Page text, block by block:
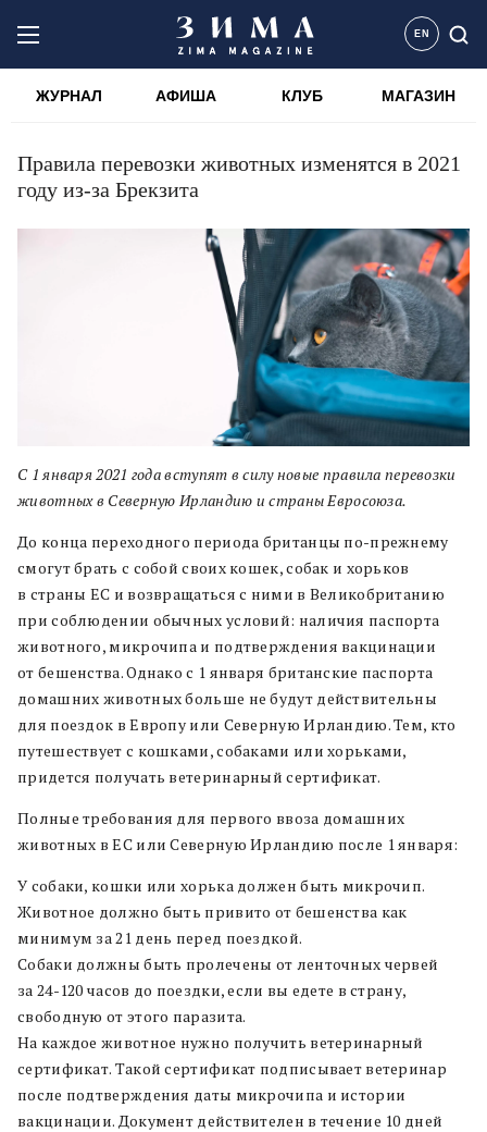
EN
ЖУРНАЛ АФИША КЛУБ МАГАЗИН
Правила перевозки животных изменятся в 2021
году из-за Брекзита
С 1 января 2021 года вступят в силу новые правила перевозки
животных в Северную Ирландию и страны Евросоюза.
До конца переходного периода британцы по-прежнему
смогут брать с собой своих кошек, собак и хорьков
в страны ЕС и возвращаться с ними в Великобританию
при соблюдении обычных условий: наличия паспорта
животного, микрочипа и подтверждения вакцинации
от бешенства. Однако с 1 января британские паспорта
домашних животных больше не будут действительны
для поездок в Европу или Северную Ирландию. Тем, кто
путешествует с кошками, собаками или хорьками,
придется получать ветеринарный сертификат.
Полные требования для первого ввоза домашних
животных в ЕС или Северную Ирландию после 1 января:
У собаки, кошки или хорька должен быть микрочип.
Животное должно быть привито от бешенства как
минимум за 21 день перед поездкой.
Собаки должны быть пролечены от ленточных червей
за 24-120 часов до поездки, если вы едете в страну,
свободную от этого паразита.
На каждое животное нужно получить ветеринарный
сертификат. Такой сертификат подписывает ветеринар
после подтверждения даты микрочипа и истории
вакцинации. Документ действителен в течение 10 дней